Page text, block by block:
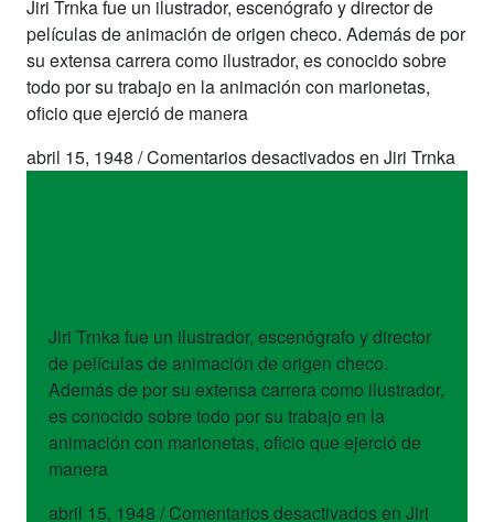
Jiri Trnka fue un ilustrador, escenógrafo y director de
películas de animación de origen checo. Además de por
su extensa carrera como ilustrador, es conocido sobre
todo por su trabajo en la animación con marionetas,
oficio que ejerció de manera
abril 15, 1948 /Comentarios desactivadosen Jiri Trnka
Jiri Trnka fue un ilustrador, escenógrafo y director
de películas de animación de origen checo.
Además de por su extensa carrera como ilustrador,
es conocido sobre todo por su trabajo en la
animación con marionetas, oficio que ejerció de
manera
abril 15, 1948 / Comentarios desactivadosen Jiri